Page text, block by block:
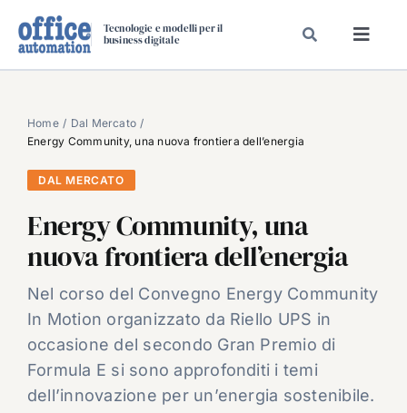
Tecnologie e modelli per il
business digitale
SPECIAL PAPER
TAVOLE ROTONDE DI REDAZIONE
DAL MERCATO
CARRIERE
VIDEO
EVENTI
CHI SIAMO
Home
Dal Mercato
Energy Community, una nuova frontiera dell’energia
DAL MERCATO
Energy Community, una
nuova frontiera dell’energia
Nel corso del Convegno Energy Community
In Motion organizzato da Riello UPS in
occasione del secondo Gran Premio di
Formula E si sono approfonditi i temi
dell’innovazione per un’energia sostenibile.